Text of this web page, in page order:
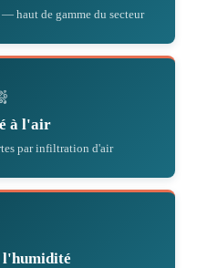
haut de gamme du secteur
à l'air
par infiltration d'air
l'humidité